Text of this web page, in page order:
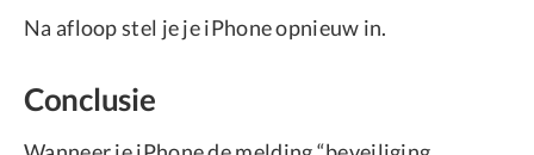
Na afloop stel je je iPhone opnieuw in.
Conclusie